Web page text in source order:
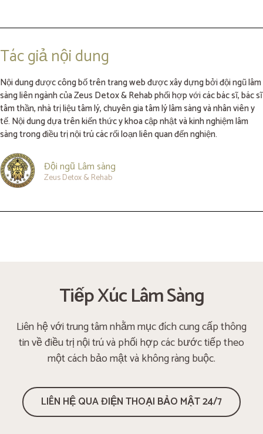
Tác giả nội dung
Nội dung được công bố trên trang web được xây dựng bởi đội ngũ lâm
sàng liên ngành của Zeus Detox & Rehab phối hợp với các bác sĩ, bác sĩ
tâm thần, nhà trị liệu tâm lý, chuyên gia tâm lý lâm sàng và nhân viên y
tế. Nội dung dựa trên kiến thức y khoa cập nhật và kinh nghiệm lâm
sàng trong điều trị nội trú các rối loạn liên quan đến nghiện.
Đội ngũ Lâm sàng
Zeus Detox & Rehab
Tiếp Xúc Lâm Sàng
Liên hệ với trung tâm nhằm mục đích cung cấp thông
tin về điều trị nội trú và phối hợp các bước tiếp theo
một cách bảo mật và không ràng buộc.
LIÊN HỆ QUA ĐIỆN THOẠI BẢO MẬT 24/7